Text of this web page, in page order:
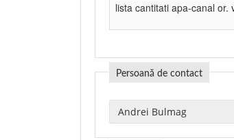
lista cantitati apa-canal or.
Persoană de contact